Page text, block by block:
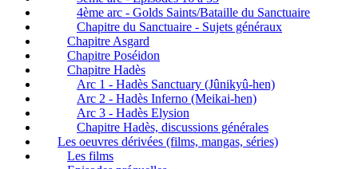
4ème arc - Golds Saints/Bataille du Sanctuaire
Chapitre du Sanctuaire - Sujets généraux
Chapitre Asgard
Chapitre Poséidon
Chapitre Hadès
Arc 1 - Hadès Sanctuary (Jûnikyû-hen)
Arc 2 - Hadès Inferno (Meikai-hen)
Arc 3 - Hadès Elysion
Chapitre Hadès, discussions générales
Les oeuvres dérivées (films, mangas, séries)
Les films